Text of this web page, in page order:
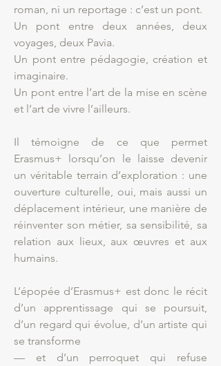
roman, ni un reportage : c’est un pont.
Un pont entre deux années, deux
voyages, deux Pavia.
Un pont entre pédagogie, création et
imaginaire.
Un pont entre l’art de la mise en scène
et l’art de vivre l’ailleurs.
Il témoigne de ce que permet
Erasmus+ lorsqu’on le laisse devenir
un véritable terrain d’exploration : une
ouverture culturelle, oui, mais aussi un
déplacement intérieur, une manière de
réinventer son métier, sa sensibilité, sa
relation aux lieux, aux œuvres et aux
humains.
L’épopée d’Erasmus+ est donc le récit
d’un apprentissage qui se poursuit,
d’un regard qui évolue, d’un artiste qui
se transforme
— et d’un perroquet qui refuse